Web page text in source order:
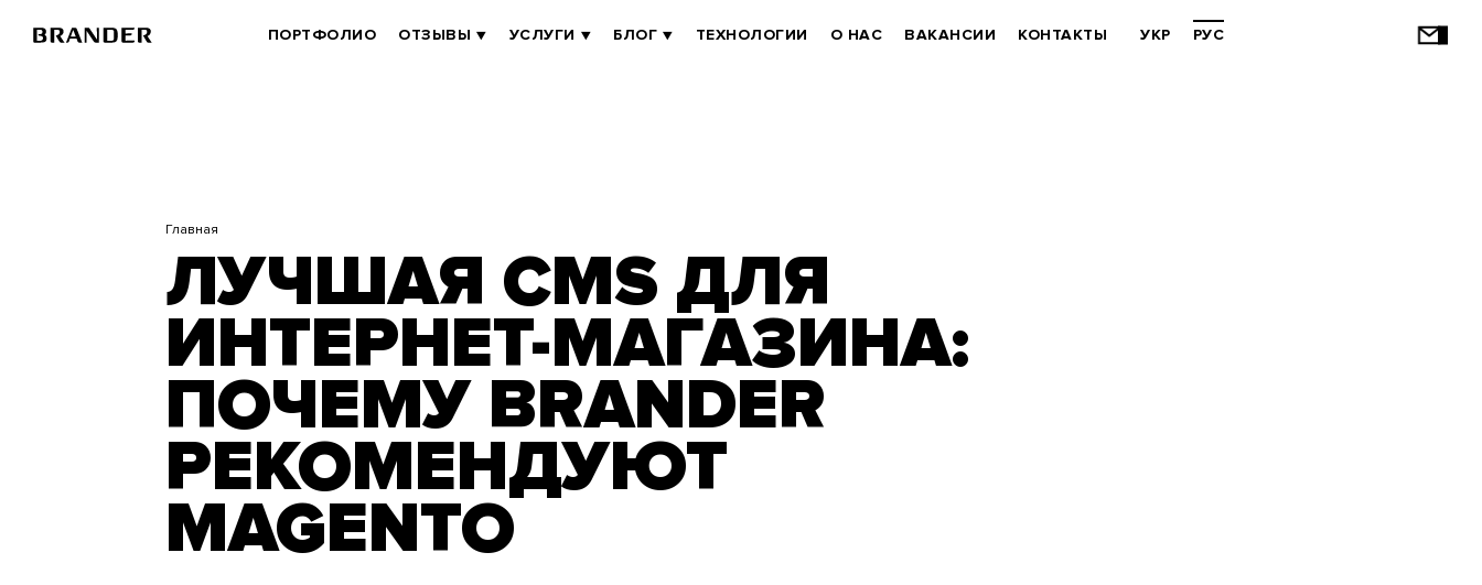
BRANDER
ПОРТФОЛИО ОТЗЫВЫ УСЛУГИ БЛОГ ТЕХНОЛОГИИ О НАС ВАКАНСИИ КОНТАКТЫ УКР РУС
Главная
ЛУЧШАЯ CMS ДЛЯ
ИНТЕРНЕТ-МАГАЗИНА:
ПОЧЕМУ BRANDER
РЕКОМЕНДУЮТ
MAGENTO